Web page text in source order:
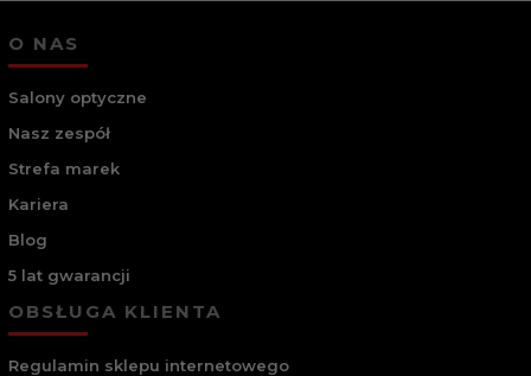
O NAS
Salony optyczne
Nasz zespół
Strefa marek
Kariera
Blog
5 lat gwarancji
OBSŁUGA KLIENTA
Regulamin sklepu internetowego